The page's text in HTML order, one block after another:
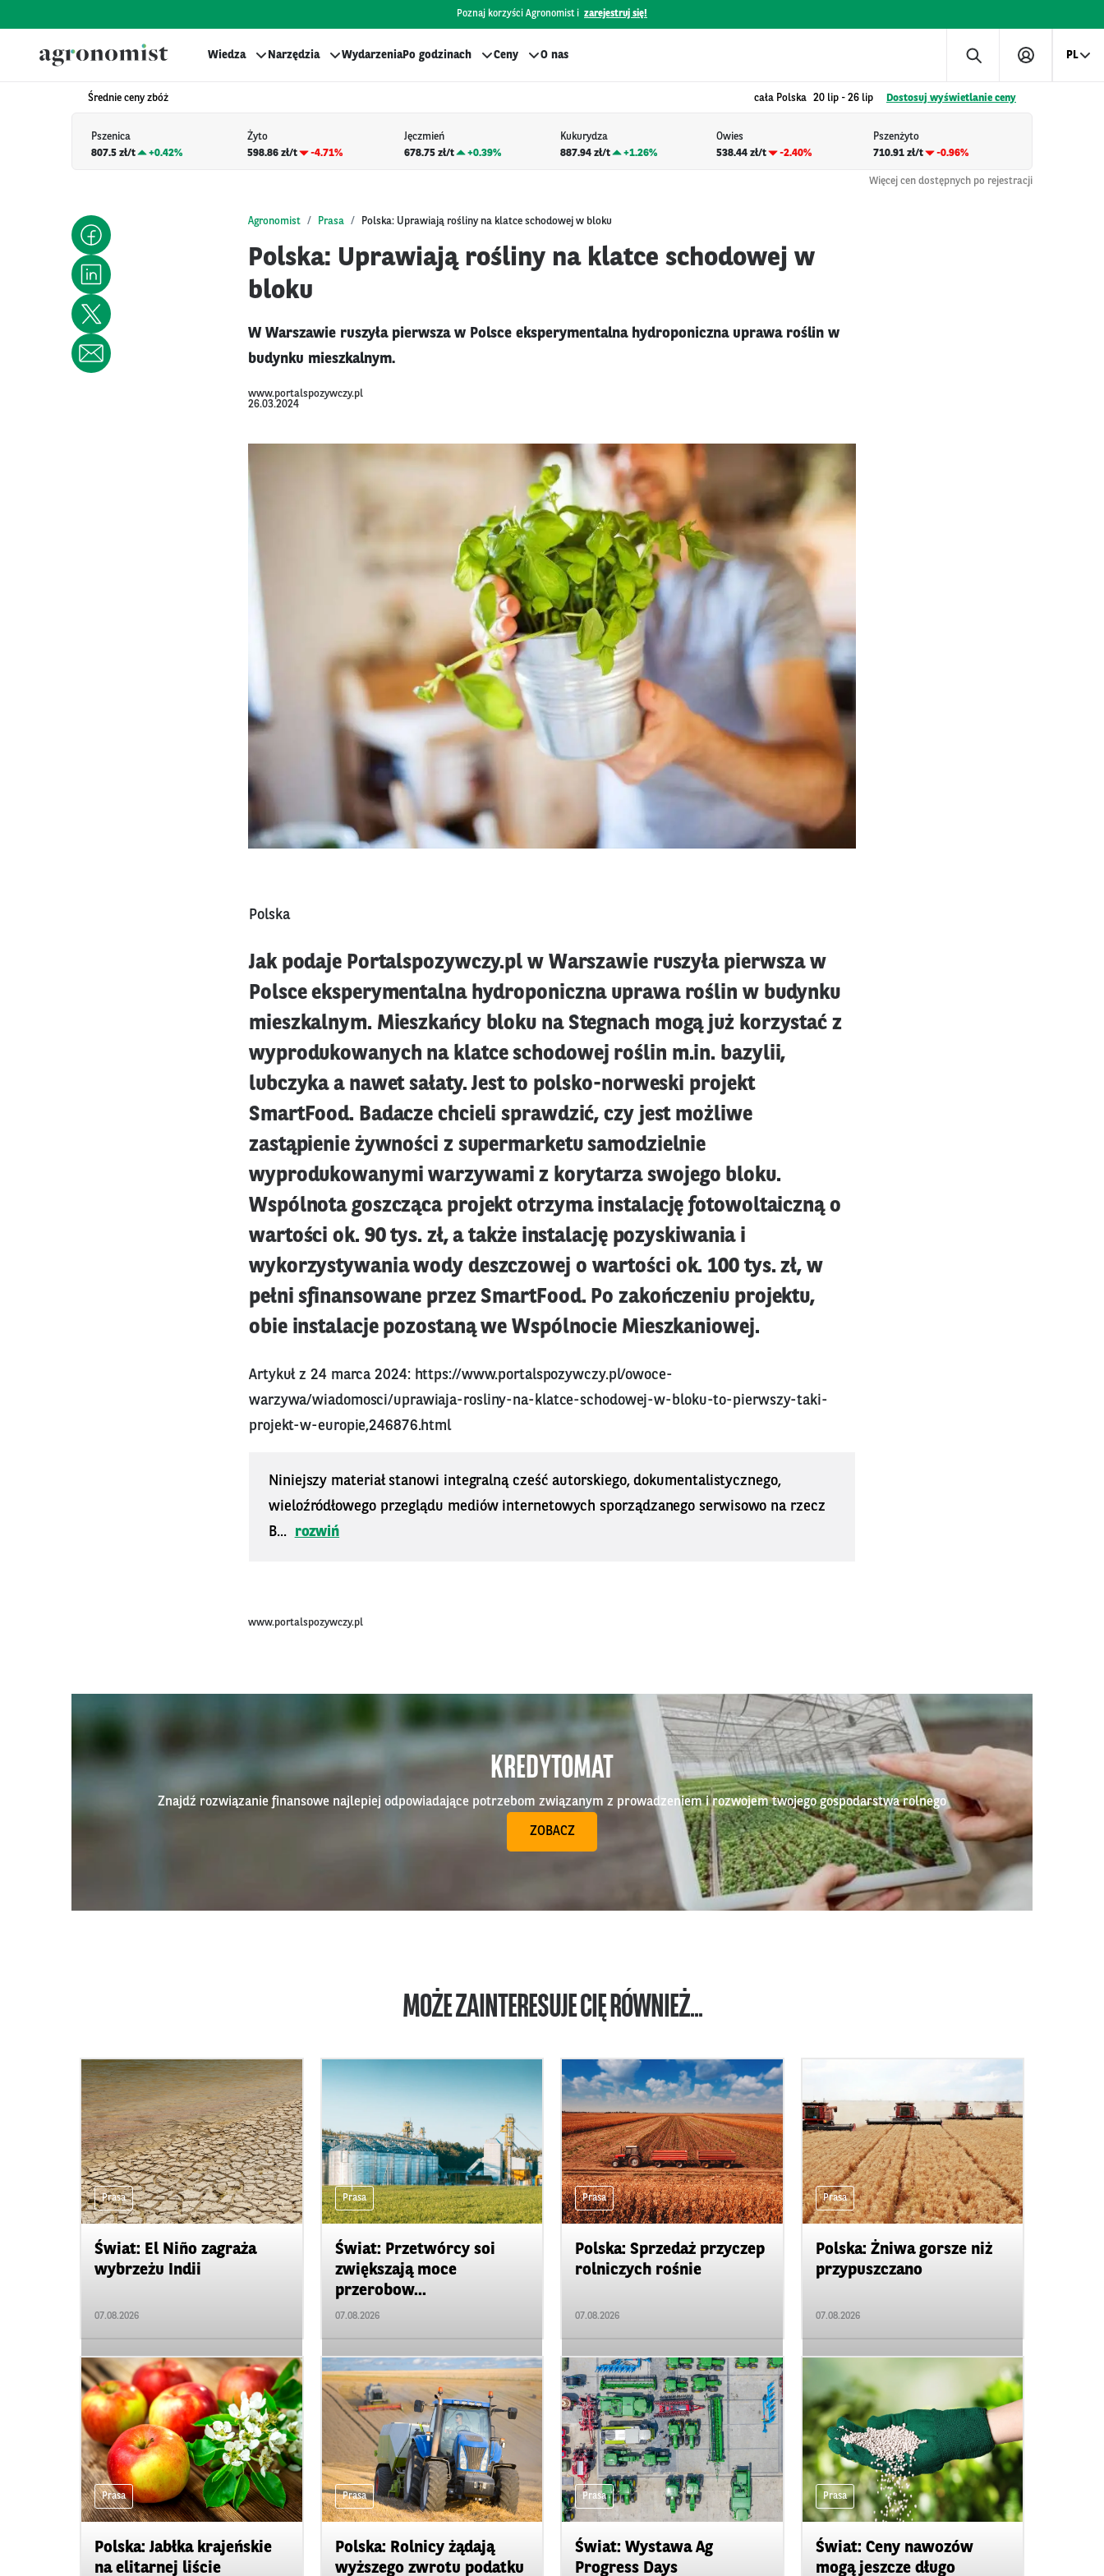
Poznaj korzyści Agronomist i zarejestruj się!
Wiedza Narzędzia WydarzeniaPo godzinach Ceny O nas PL
Średnie ceny zbóż cała Polska 20 lip - 26 lip Dostosuj wyświetlanie ceny
Pszenica
807.5 zł/t
+0.42%
Żyto
598.86 zł/t
-4.71%
Jęczmień
678.75 zł/t
+0.39%
Kukurydza
887.94 zł/t
+1.26%
Owies
538.44 zł/t
-2.40%
Pszenżyto
710.91 zł/t
-0.96%
Więcej cen dostępnych po rejestracji
Agronomist Prasa Polska: Uprawiają rośliny na klatce schodowej w bloku
Polska: Uprawiają rośliny na klatce schodowej w
bloku
W Warszawie ruszyła pierwsza w Polsce eksperymentalna hydroponiczna uprawa roślin w
budynku mieszkalnym.
www.portalspozywczy.pl
26.03.2024
Polska
Jak podaje Portalspozywczy.pl w Warszawie ruszyła pierwsza w
Polsce eksperymentalna hydroponiczna uprawa roślin w budynku
mieszkalnym. Mieszkańcy bloku na Stegnach mogą już korzystać z
wyprodukowanych na klatce schodowej roślin m.in. bazylii,
lubczyka a nawet sałaty. Jest to polsko-norweski projekt
SmartFood. Badacze chcieli sprawdzić, czy jest możliwe
zastąpienie żywności z supermarketu samodzielnie
wyprodukowanymi warzywami z korytarza swojego bloku.
Wspólnota goszcząca projekt otrzyma instalację fotowoltaiczną o
wartości ok. 90 tys. zł, a także instalację pozyskiwania i
wykorzystywania wody deszczowej o wartości ok. 100 tys. zł, w
pełni sfinansowane przez SmartFood. Po zakończeniu projektu,
obie instalacje pozostaną we Wspólnocie Mieszkaniowej.
Artykuł z 24 marca 2024: https://www.portalspozywczy.pl/owoce-
warzywa/wiadomosci/uprawiaja-rosliny-na-klatce-schodowej-w-bloku-to-pierwszy-taki-
projekt-w-europie,246876.html
Niniejszy materiał stanowi integralną cześć autorskiego, dokumentalistycznego,
wieloźródłowego przeglądu mediów internetowych sporządzanego serwisowo na rzecz
B...
rozwiń
www.portalspozywczy.pl
KREDYTOMAT
Znajdź rozwiązanie finansowe najlepiej odpowiadające potrzebom związanym z prowadzeniem i rozwojem twojego gospodarstwa rolnego
ZOBACZ
MOŻE ZAINTERESUJE CIĘ RÓWNIEŻ...
Prasa
Świat: El Niño zagraża
wybrzeżu Indii
07.08.2026
Prasa
Świat: Przetwórcy soi
zwiększają moce
przerobow...
07.08.2026
Prasa
Polska: Sprzedaż przyczep
rolniczych rośnie
07.08.2026
Prasa
Polska: Żniwa gorsze niż
przypuszczano
07.08.2026
Prasa
Polska: Jabłka krajeńskie
na elitarnej liście
Prasa
Polska: Rolnicy żądają
wyższego zwrotu podatku
Prasa
Świat: Wystawa Ag
Progress Days
Prasa
Świat: Ceny nawozów
mogą jeszcze długo